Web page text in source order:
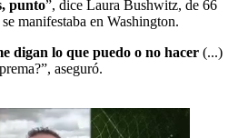
punto”, dice Laura Bushwitz, de 66
manifestaba en Washington.
digan lo que puedo o no hacer (...)
aseguró.